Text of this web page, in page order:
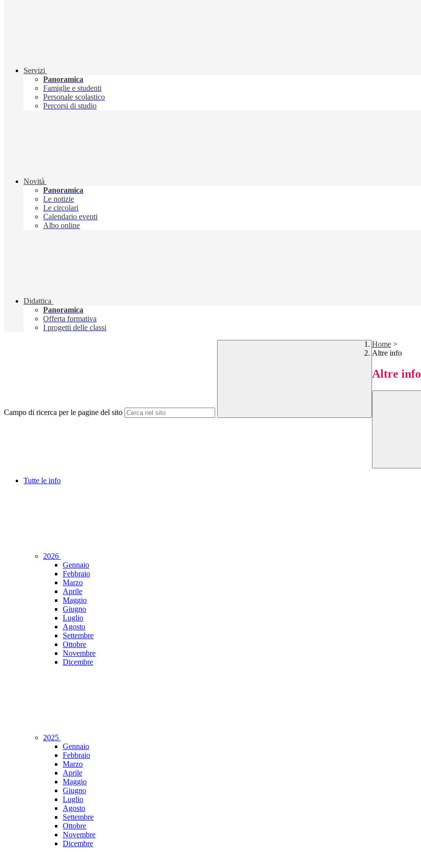
Servizi
Panoramica
Famiglie e studenti
Personale scolastico
Percorsi di studio
Novità
Panoramica
Le notizie
Le circolari
Calendario eventi
Albo online
Didattica
Panoramica
Offerta formativa
I progetti delle classi
Campo di ricerca per le pagine del sito
Home >
Altre info
Altre info
Tutte le info
2026
Gennaio
Febbraio
Marzo
Aprile
Maggio
Giugno
Luglio
Agosto
Settembre
Ottobre
Novembre
Dicembre
2025
Gennaio
Febbraio
Marzo
Aprile
Maggio
Giugno
Luglio
Agosto
Settembre
Ottobre
Novembre
Dicembre